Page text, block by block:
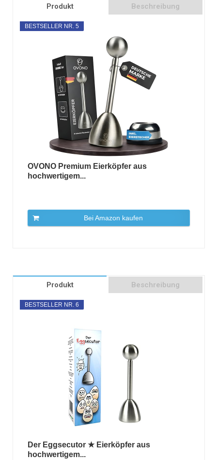
Produkt Beschreibung
BESTSELLER NR. 5
OVONO Premium Eierköpfer aus
hochwertigem...
Bei Amazon kaufen
Produkt Beschreibung
BESTSELLER NR. 6
Der Eggsecutor ★ Eierköpfer aus
hochwertigem...